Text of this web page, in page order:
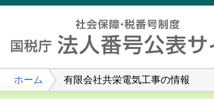
ホーム 有限会社共栄電気工事の情報